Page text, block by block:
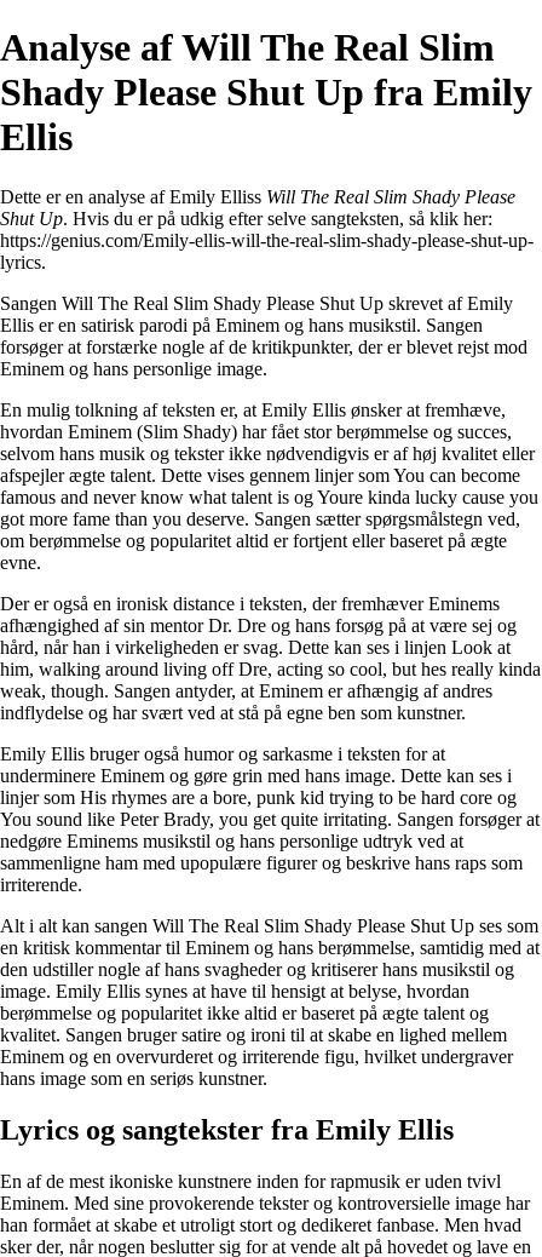
Analyse af Will The Real Slim
Shady Please Shut Up fra Emily
Ellis
Dette er en analyse af Emily Elliss Will The Real Slim Shady Please
Shut Up. Hvis du er på udkig efter selve sangteksten, så klik her:
https://genius.com/Emily-ellis-will-the-real-slim-shady-please-shut-up-
lyrics.
Sangen Will The Real Slim Shady Please Shut Up skrevet af Emily
Ellis er en satirisk parodi på Eminem og hans musikstil. Sangen
forsøger at forstærke nogle af de kritikpunkter, der er blevet rejst mod
Eminem og hans personlige image.
En mulig tolkning af teksten er, at Emily Ellis ønsker at fremhæve,
hvordan Eminem (Slim Shady) har fået stor berømmelse og succes,
selvom hans musik og tekster ikke nødvendigvis er af høj kvalitet eller
afspejler ægte talent. Dette vises gennem linjer som You can become
famous and never know what talent is og Youre kinda lucky cause you
got more fame than you deserve. Sangen sætter spørgsmålstegn ved,
om berømmelse og popularitet altid er fortjent eller baseret på ægte
evne.
Der er også en ironisk distance i teksten, der fremhæver Eminems
afhængighed af sin mentor Dr. Dre og hans forsøg på at være sej og
hård, når han i virkeligheden er svag. Dette kan ses i linjen Look at
him, walking around living off Dre, acting so cool, but hes really kinda
weak, though. Sangen antyder, at Eminem er afhængig af andres
indflydelse og har svært ved at stå på egne ben som kunstner.
Emily Ellis bruger også humor og sarkasme i teksten for at
underminere Eminem og gøre grin med hans image. Dette kan ses i
linjer som His rhymes are a bore, punk kid trying to be hard core og
You sound like Peter Brady, you get quite irritating. Sangen forsøger at
nedgøre Eminems musikstil og hans personlige udtryk ved at
sammenligne ham med upopulære figurer og beskrive hans raps som
irriterende.
Alt i alt kan sangen Will The Real Slim Shady Please Shut Up ses som
en kritisk kommentar til Eminem og hans berømmelse, samtidig med at
den udstiller nogle af hans svagheder og kritiserer hans musikstil og
image. Emily Ellis synes at have til hensigt at belyse, hvordan
berømmelse og popularitet ikke altid er baseret på ægte talent og
kvalitet. Sangen bruger satire og ironi til at skabe en lighed mellem
Eminem og en overvurderet og irriterende figu, hvilket undergraver
hans image som en seriøs kunstner.
Lyrics og sangtekster fra Emily Ellis
En af de mest ikoniske kunstnere inden for rapmusik er uden tvivl
Eminem. Med sine provokerende tekster og kontroversielle image har
han formået at skabe et utroligt stort og dedikeret fanbase. Men hvad
sker der, når nogen beslutter sig for at vende alt på hovedet og lave en